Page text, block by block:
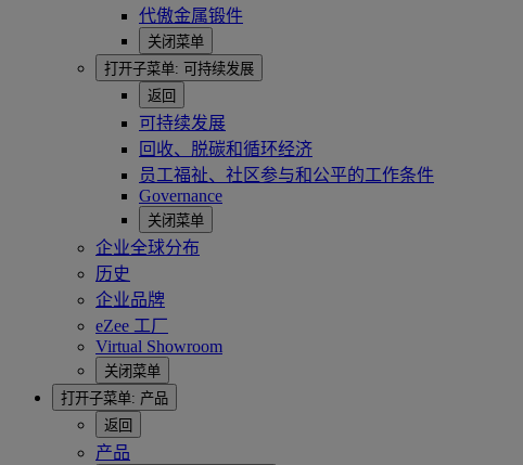
代傲金属锻件
关闭菜单
打开子菜单: 可持续发展
返回
可持续发展
回收、脱碳和循环经济
员工福祉、社区参与和公平的工作条件
Governance
关闭菜单
企业全球分布
历史
企业品牌
eZee 工厂
Virtual Showroom
关闭菜单
打开子菜单: 产品
返回
产品